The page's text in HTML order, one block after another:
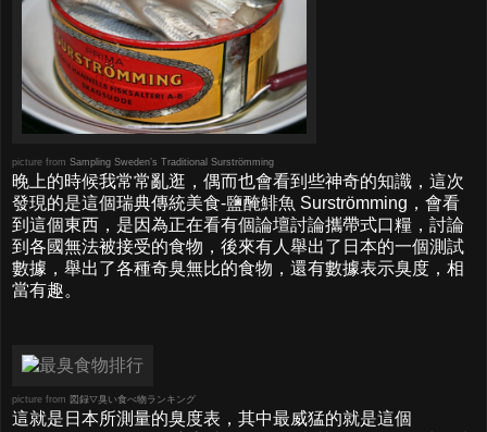
picture from Sampling Sweden’s Traditional Surströmming
晚上的時候我常常亂逛，偶而也會看到些神奇的知識，這次
發現的是這個瑞典傳統美食-鹽醃鯡魚 Surströmming，會看
到這個東西，是因為正在看有個論壇討論攜帶式口糧，討論
到各國無法被接受的食物，後來有人舉出了日本的一個測試
數據，舉出了各種奇臭無比的食物，還有數據表示臭度，相
當有趣。
picture from 図録▽臭い食べ物ランキング
這就是日本所測量的臭度表，其中最威猛的就是這個